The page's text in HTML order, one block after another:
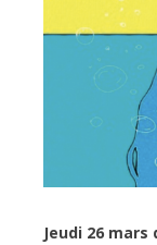
Jeudi 26 mars